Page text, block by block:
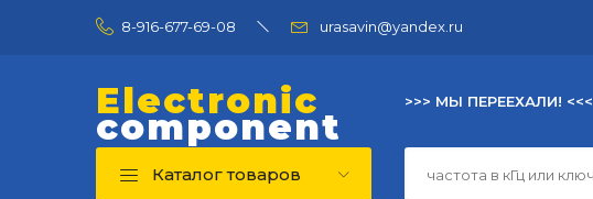
8-916-677-69-08 urasavin@yandex.ru
Electronic
component
>>> МЫ ПЕРЕЕХАЛИ! <<<
Каталог товаров